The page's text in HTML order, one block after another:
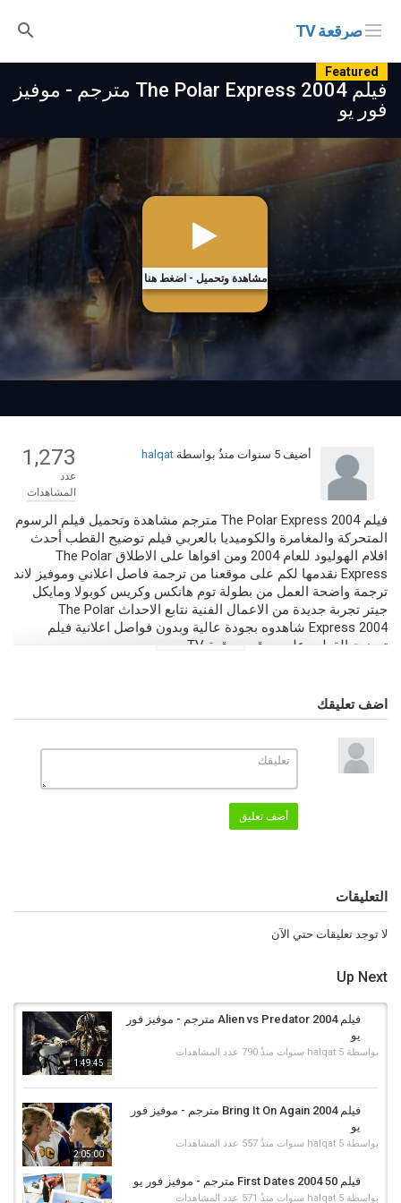
صرقعة TV
Featured
فيلم The Polar Express 2004 مترجم - موفيز
فور يو
مشاهدة وتحميل - اضغط هنا
أضيف 5 سنوات منذُ بواسطة halqat
1,273
عدد
المشاهدات
فيلم The Polar Express 2004 مترجم مشاهدة وتحميل فيلم الرسوم
المتحركة والمغامرة والكوميديا بالعربي فيلم توضيح القطب أحدث
افلام الهوليود للعام 2004 ومن اقواها على الاطلاق The Polar
Express نقدمها لكم على موقعنا من ترجمة فاصل اعلاني وموفيز لاند
ترجمة واضحة العمل من بطولة توم هانكس وكريس كوبولا ومايكل
جيتر تجربة جديدة من الاعمال الفنية نتابع الاحداث The Polar
Express 2004 شاهدوه بجودة عالية وبدون فواصل اعلانية فيلم
توضيح القطب على موقع صرقعة TV.
افلام اجنبي افلامك HD
الكلمات الدلالية
فيلم The Polar Express 2004 مترجم
فيلم The Polar Express 2004 مترجم اون لاين
فيلم توضيح القطب The
Polar Express 2004 كامل
, فيلم The Polar Express كامل , فيلم
The Polar Express 2004
, فيلم The Polar Express مترجم
فيلم توضيح القطب كامل
اضف تعليقك
أضف تعليق
التعليقات
لا توجد تعليقات حتي الآن
Up Next
1:49:45
فيلم Alien vs Predator 2004 مترجم - موفيز فور
يو
بواسطة halqat 5 سنوات منذُ 790 عدد المشاهدات
2:05:00
فيلم 2004 Bring It On Again مترجم - موفيز فور
يو
بواسطة halqat 5 سنوات منذُ 557 عدد المشاهدات
فيلم 50 First Dates 2004 مترجم - موفيز فور يو
بواسطة halqat 5 سنوات منذُ 571 عدد المشاهدات